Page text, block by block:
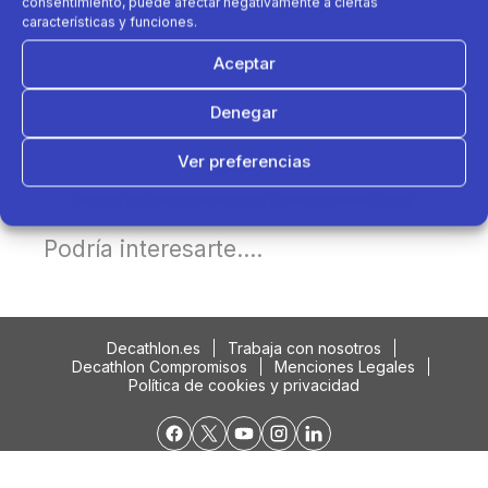
características y funciones.
Aceptar
Denegar
Ver preferencias
Podría interesarte....
Decathlon.es
Trabaja con nosotros
Decathlon Compromisos
Menciones Legales
Política de cookies y privacidad